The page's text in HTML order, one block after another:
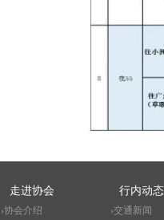
走进协会
协会介绍
行内动态
交通新闻